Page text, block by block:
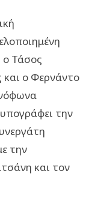
Τάσος
ο Φερνάντο
την
την
και τον